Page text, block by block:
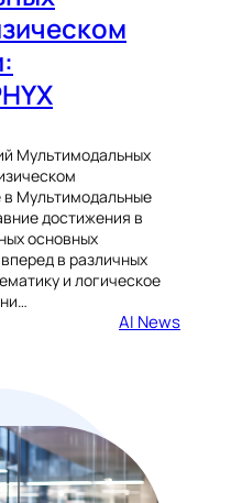
Мультимодальных
Мультимодальные
достижения в
основных
в различных
и логическое
AI News